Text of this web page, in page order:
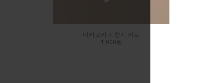
미카로카 시향지 키트
1,000원